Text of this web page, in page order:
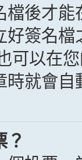
檔後才
好簽名
可以在
時就會自
？